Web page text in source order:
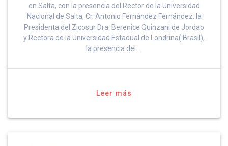
en Salta, con la presencia del Rector de la Universidad
Nacional de Salta, Cr. Antonio Fernández Fernández, la
Presidenta del Zicosur Dra. Berenice Quinzani de Jordao
y Rectora de la Universidad Estadual de Londrina( Brasil),
la presencia del …
Leer más